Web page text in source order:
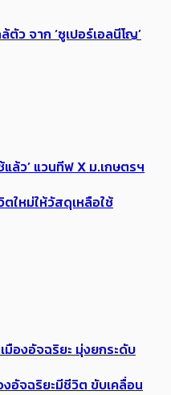
ตัว จาก ‘ซูเปอร์เอลนีโญ’
แล้ว’ แวนทีฟ X ม.เกษตรฯ
ใหม่ให้วัสดุเหลือใช้
มืองอัจฉริยะ มุ่งยกระดับ
อัจฉริยะมีชีวิต ขับเคลื่อน